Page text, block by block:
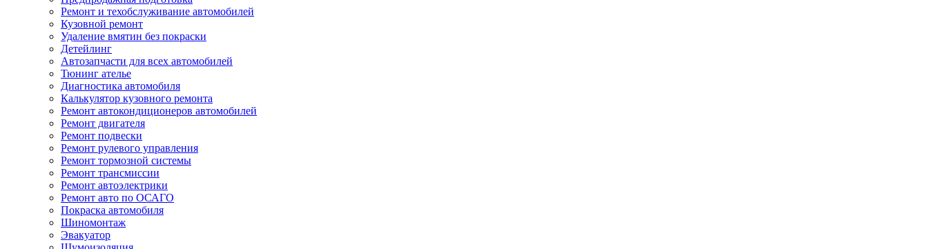
Ремонт и техобслуживание автомобилей
Кузовной ремонт
Удаление вмятин без покраски
Детейлинг
Автозапчасти для всех автомобилей
Тюнинг ателье
Диагностика автомобиля
Калькулятор кузовного ремонта
Ремонт автокондиционеров автомобилей
Ремонт двигателя
Ремонт подвески
Ремонт рулевого управления
Ремонт тормозной системы
Ремонт трансмиссии
Ремонт автоэлектрики
Ремонт авто по ОСАГО
Покраска автомобиля
Шиномонтаж
Эвакуатор